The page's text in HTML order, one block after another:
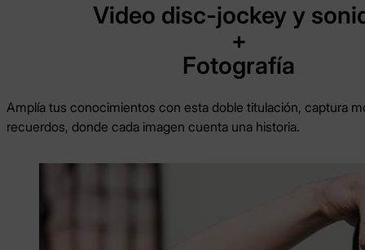
Video disc-jockey y
+
Fotografía
Amplía tus conocimientos con esta doble titulación, captura
recuerdos, donde cada imagen cuenta una historia.